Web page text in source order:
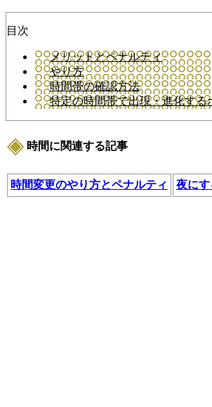
目次
メリットとペナルティ
やり方
時間帯の確認方法
特定の時間帯で出現・進化する
時間に関連する記事
時間変更のやり方とペナルティ 夜に